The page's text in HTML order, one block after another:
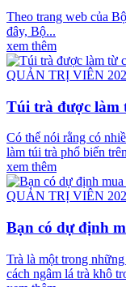
Theo trang web của
đây, Bộ...
xem thêm
QUẢN TRỊ VIÊN
Túi trà được làm
Có thể nói rằng có
làm túi trà phổ biến
xem thêm
QUẢN TRỊ VIÊN
Bạn có dự định
Trà là một trong
cách ngâm lá trà khô